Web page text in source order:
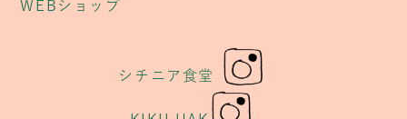
WEBショップ
シチニア食堂